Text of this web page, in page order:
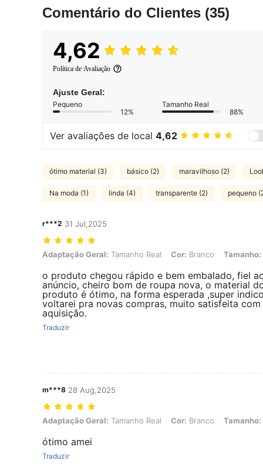
Comentário do Clientes (35)
4,62
Política de Avaliação
Ajuste Geral:
Pequeno
12%
Tamanho Real
88%
Ver avaliações de local 4,62
ótimo material (3) básico (2) maravilhoso (2)
Na moda (1) linda (4) transparente (2) pequeno
r***2 31 Jul,2025
Adaptação Geral: Tamanho Real, Cor: Branco, Tamanho: 44
Adaptação Geral: Tamanho Real Cor: Branco Tamanho:
o produto chegou rápido e bem embalado, fiel
anúncio, cheiro bom de roupa nova, o material
produto é ótimo, na forma esperada ,super
voltarei pra novas compras, muito satisfeita com
aquisição.
Traduzir
m***8 28 Aug,2025
Adaptação Geral: Tamanho Real, Cor: Branco, Tamanho: 44
Adaptação Geral: Tamanho Real Cor: Branco Tamanho:
ótimo amei
Traduzir